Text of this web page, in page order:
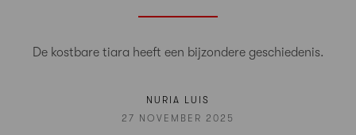
De kostbare tiara heeft een bijzondere geschiedenis.
NURIA LUIS
27 NOVEMBER 2025